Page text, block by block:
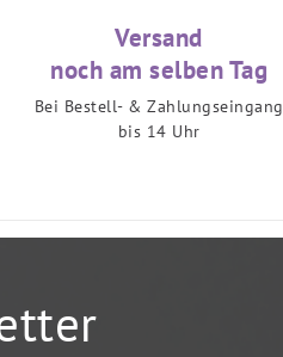
Versand
noch am selben Tag
Bei Bestell- & Zahlungseingang
bis 14 Uhr